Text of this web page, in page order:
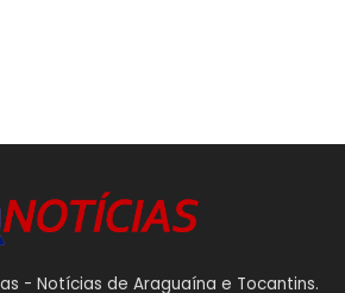
- Notícias de Araguaína e Tocantins.